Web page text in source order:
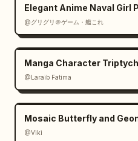
Elegant Anime Naval Girl
@グリグリ＠ゲーム・艦これ
Manga Character
@Laraib Fatima‎
Mosaic Butterfly and
@Viki